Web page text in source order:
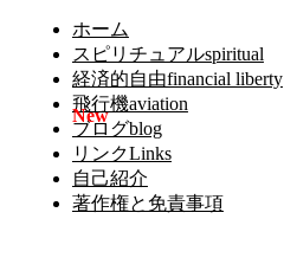
ホーム
スピリチュアルspiritual
経済的自由financial liberty
飛行機aviation
ブログblog
リンクLinks
自己紹介
著作権と免責事項